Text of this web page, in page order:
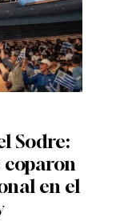
Sodre:
coparon
en el